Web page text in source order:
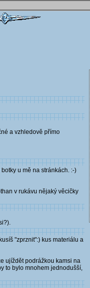
a vzhledově přímo
u mě na stránkách. :-)
v rukávu nějaký věcičky
"zprznit":) kus materiálu a
ujíždět podrážkou kamsi na
to bylo mnohem jednodušší,